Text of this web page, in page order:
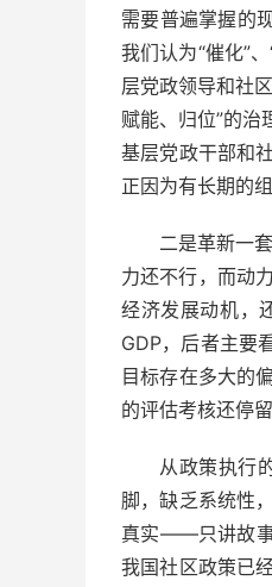
需要普遍掌握的
我们认为“催化”
层党政领导和社
赋能、归位”的
基层党政干部和
正因为有长期的
二是革新一
力还不行，而动
经济发展动机，
GDP，后者主要
目标存在多大的
的评估考核还停
从政策执行
脚，缺乏系统性
真实——只讲故事
我国社区政策已